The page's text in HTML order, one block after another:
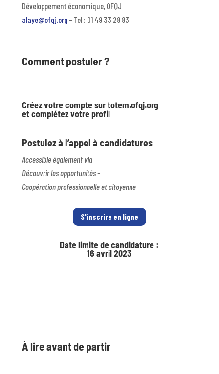
Développement économique, OFQJ
alaye@ofqj.org– Tel : 01 49 33 28 83
Comment postuler ?
Créez votre compte sur totem.ofqj.org
et complétez votre profil
Postulez à l’appel à candidatures
Accessible également via
Découvrir les opportunités –
Coopération professionnelle et citoyenne
S'inscrire en ligne
Date limite de candidature :
16 avril 2023
À lire avant de partir